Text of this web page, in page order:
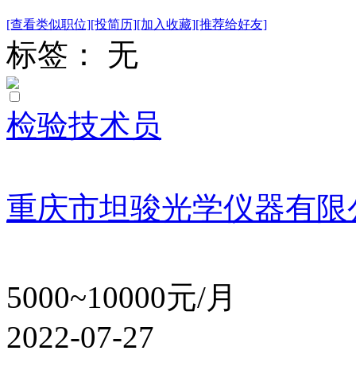
[查看类似职位][投简历][加入收藏][推荐给好友]
标签： 无
检验技术员
重庆市坦骏光学仪器有限
5000~10000元/月
2022-07-27